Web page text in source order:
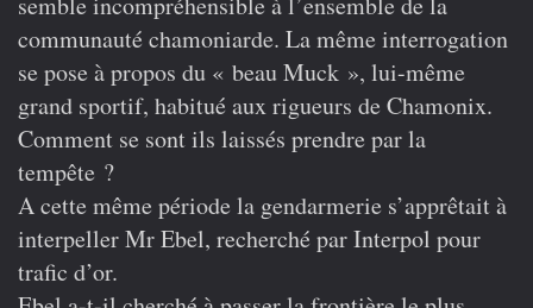
communauté chamoniarde. La même interrogation
se pose à propos du « beau Muck », lui-même
grand sportif, habitué aux rigueurs de Chamonix.
Comment se sont ils laissés prendre par la
tempête ?
A cette même période la gendarmerie s’apprêtait à
interpeller Mr Ebel, recherché par Interpol pour
trafic d’or.